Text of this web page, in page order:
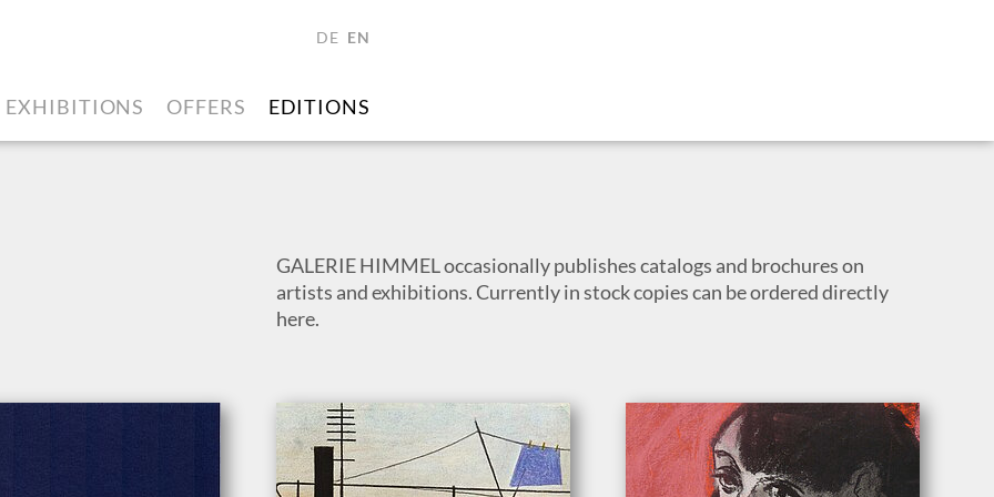
EXHIBITIONS OFFERS EDITIONS
DE EN
GALERIE HIMMEL occasionally publishes catalogs and brochures on
artists and exhibitions. Currently in stock copies can be ordered directly
here.